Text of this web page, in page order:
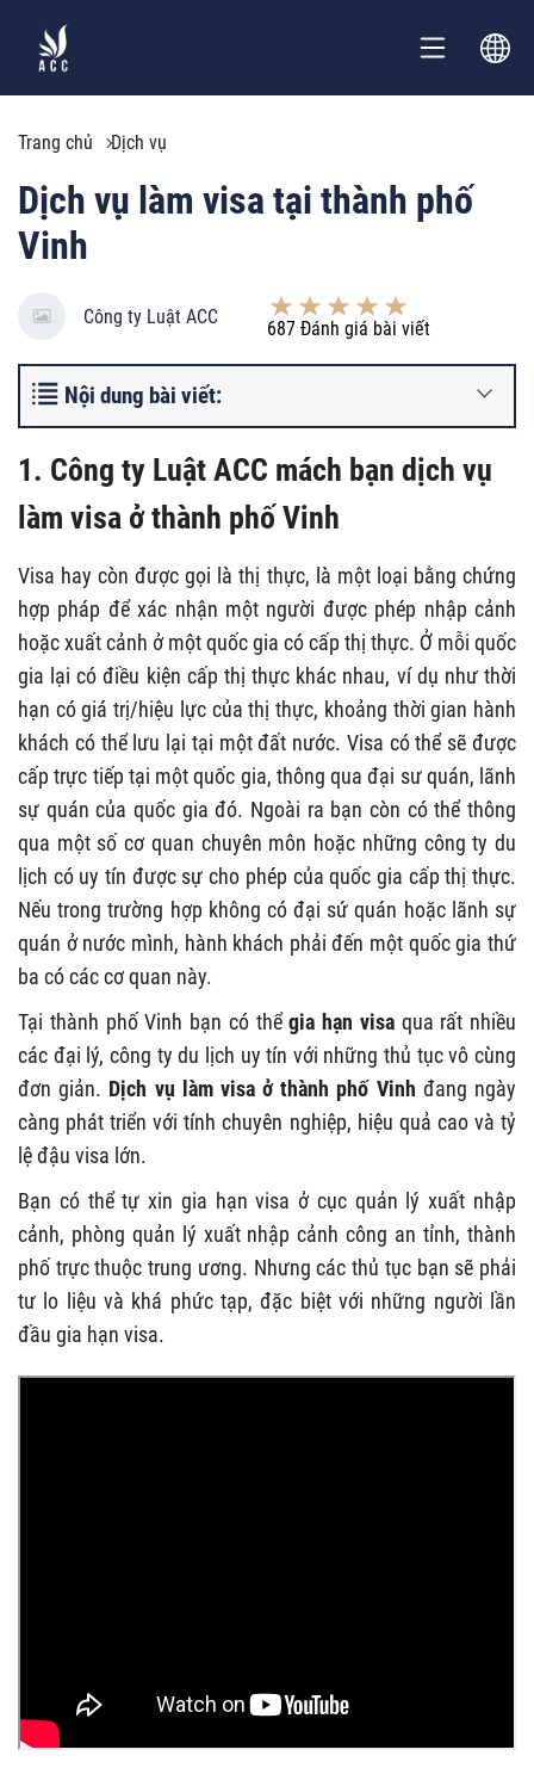
Trang chủ Dịch vụ
Dịch vụ làm visa tại thành phố
Vinh
Công ty Luật ACC
687 Đánh giá bài viết
Nội dung bài viết:
1. Công ty Luật ACC mách bạn dịch vụ
làm visa ở thành phố Vinh
Visa hay còn được gọi là thị thực, là một loại bằng chứng
hợp pháp để xác nhận một người được phép nhập cảnh
hoặc xuất cảnh ở một quốc gia có cấp thị thực. Ở mỗi quốc
gia lại có điều kiện cấp thị thực khác nhau, ví dụ như thời
hạn có giá trị/hiệu lực của thị thực, khoảng thời gian hành
khách có thể lưu lại tại một đất nước. Visa có thể sẽ được
cấp trực tiếp tại một quốc gia, thông qua đại sư quán, lãnh
sự quán của quốc gia đó. Ngoài ra bạn còn có thể thông
qua một số cơ quan chuyên môn hoặc những công ty du
lịch có uy tín được sự cho phép của quốc gia cấp thị thực.
Nếu trong trường hợp không có đại sứ quán hoặc lãnh sự
quán ở nước mình, hành khách phải đến một quốc gia thứ
ba có các cơ quan này.
Tại thành phố Vinh bạn có thểgia hạn visaqua rất nhiều
các đại lý, công ty du lịch uy tín với những thủ tục vô cùng
đơn giản. Dịch vụ làm visa ở thành phố Vinh đang ngày
càng phát triển với tính chuyên nghiệp, hiệu quả cao và tỷ
lệ đậu visa lớn.
Bạn có thể tự xin gia hạn visa ở cục quản lý xuất nhập
cảnh, phòng quản lý xuất nhập cảnh công an tỉnh, thành
phố trực thuộc trung ương. Nhưng các thủ tục bạn sẽ phải
tư lo liệu và khá phức tạp, đặc biệt với những người lần
đầu gia hạn visa.